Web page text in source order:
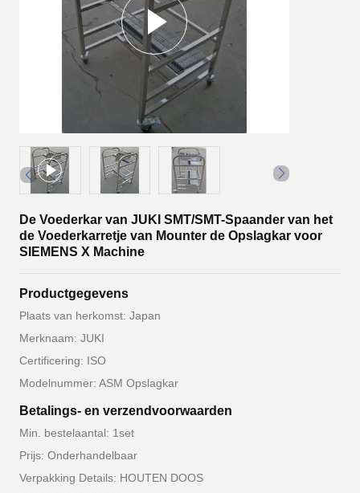
De Voederkar van JUKI SMT/SMT-Spaander van het
de Voederkarretje van Mounter de Opslagkar voor
SIEMENS X Machine
Productgegevens
Plaats van herkomst: Japan
Merknaam: JUKI
Certificering: ISO
Modelnummer: ASM Opslagkar
Betalings- en verzendvoorwaarden
Min. bestelaantal: 1set
Prijs: Onderhandelbaar
Verpakking Details: HOUTEN DOOS